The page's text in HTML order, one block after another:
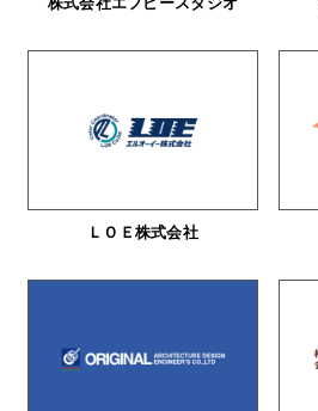
株式会社エフピースタジオ
ＬＯＥ株式会社